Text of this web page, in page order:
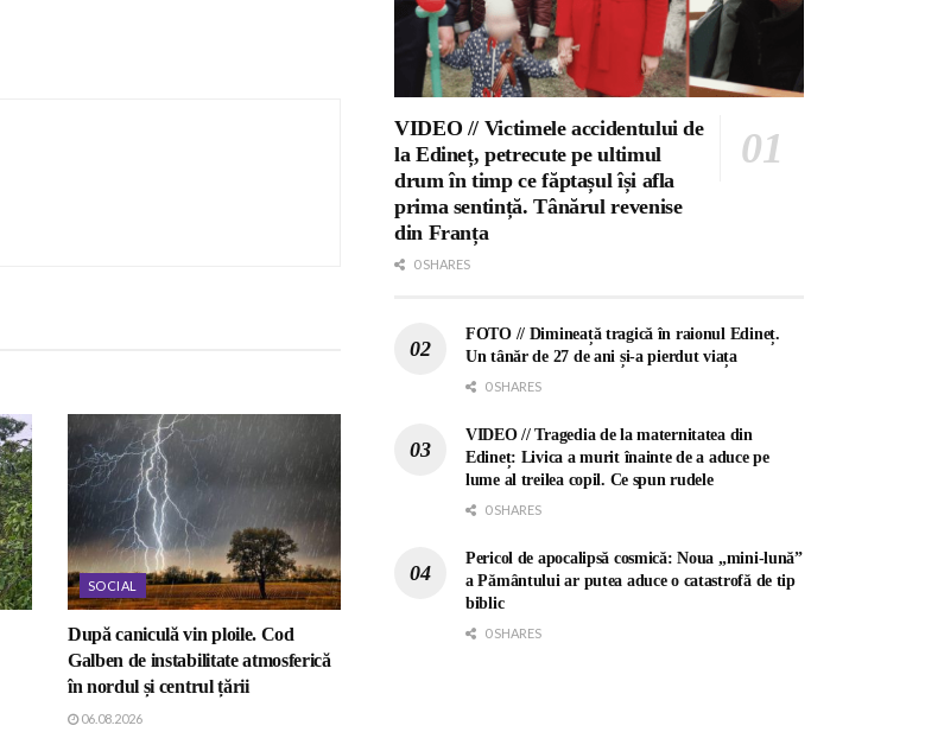
SOCIAL
După caniculă vin ploile. Cod
Galben de instabilitate atmosferică
în nordul și centrul țării
06.08.2026
VIDEO // Victimele accidentului de
la Edineț, petrecute pe ultimul
drum în timp ce făptașul își afla
prima sentință. Tânărul revenise
din Franța
0 SHARES
FOTO // Dimineață tragică în raionul Edineț.
Un tânăr de 27 de ani și-a pierdut viața
0 SHARES
VIDEO // Tragedia de la maternitatea din
Edineț: Livica a murit înainte de a aduce pe
lume al treilea copil. Ce spun rudele
0 SHARES
Pericol de apocalipsă cosmică: Noua „mini-lună”
a Pământului ar putea aduce o catastrofă de tip
biblic
0 SHARES